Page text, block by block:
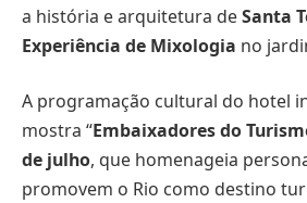
a história e arquitetura deSanta
Experiência de Mixologia no
A programação cultural do hotel
mostra “Embaixadores do
de julho, que homenageia
promovem o Rio como destino